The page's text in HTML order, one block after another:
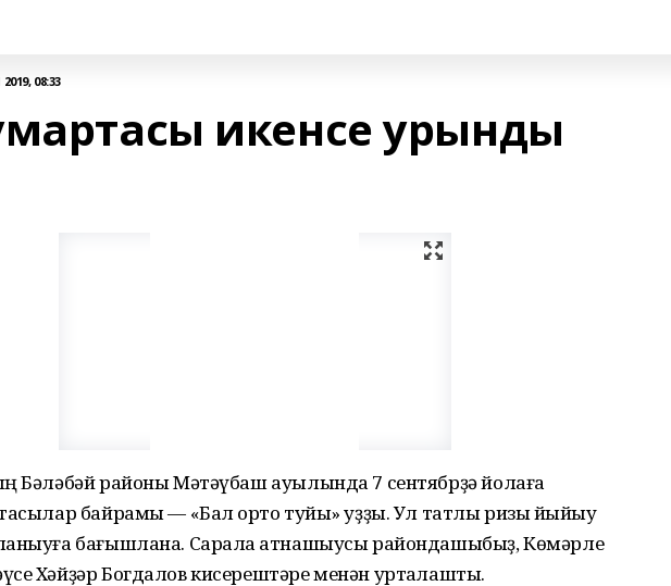
08:33
икенсе урынды
Бәләбәй районы Мәтәүбаш ауылында 7 сентябрҙә йолаға
байрамы — «Бал ҡорто туйы» уҙҙы. Ул татлы ризыҡ йыйыу
бағышлана. Сарала ҡатнашыусы райондашыбыҙ, Көмәрле
Хәйҙәр Богдалов кисерештәре менән уртаҡлашты.